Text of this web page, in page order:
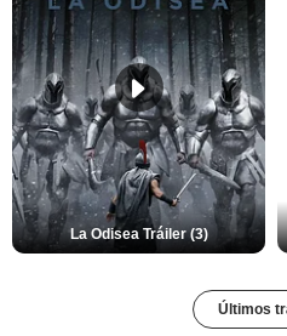
La Odisea Tráiler (3)
Últimos